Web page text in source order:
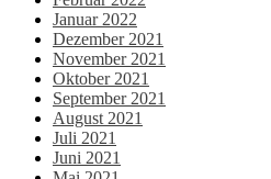
Januar 2022
Dezember 2021
November 2021
Oktober 2021
September 2021
August 2021
Juli 2021
Juni 2021